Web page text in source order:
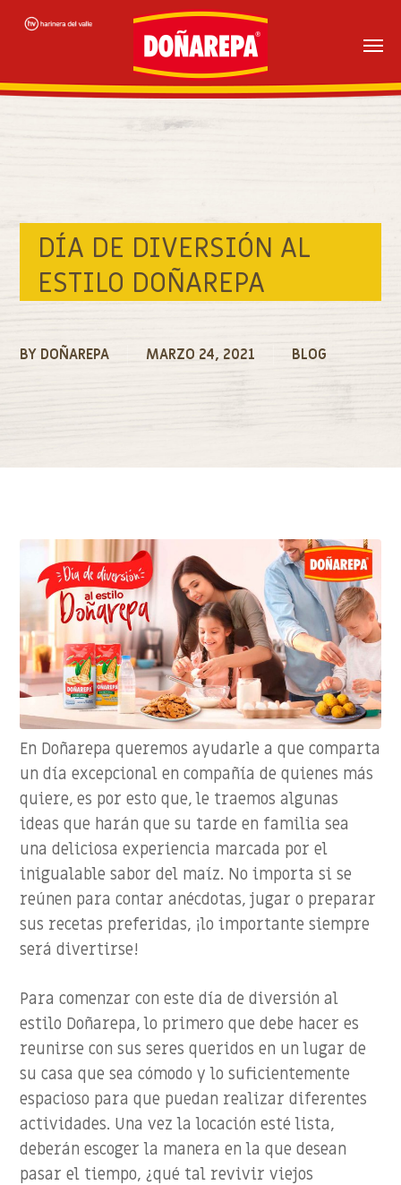
Skip
content
DÍA DE DIVERSIÓN AL
ESTILO DOÑAREPA
BY DOÑAREPA MARZO 24, 2021 BLOG
En Doñarepa queremos ayudarle a que comparta
un día excepcional en compañía de quienes más
quiere, es por esto que, le traemos algunas
ideas que harán que su tarde en familia sea
una deliciosa experiencia marcada por el
inigualable sabor del maíz. No importa si se
reúnen para contar anécdotas, jugar o preparar
sus recetas preferidas, ¡lo importante siempre
será divertirse!
Para comenzar con este día de diversión al
estilo Doñarepa, lo primero que debe hacer es
reunirse con sus seres queridos en un lugar de
su casa que sea cómodo y lo suficientemente
espacioso para que puedan realizar diferentes
actividades. Una vez la locación esté lista,
deberán escoger la manera en la que desean
pasar el tiempo, ¿qué tal revivir viejos